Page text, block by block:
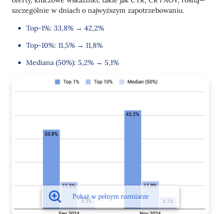
szczególnie w dniach o najwyższym zapotrzebowaniu.
Top-1%: 33,8% → 42,2%
Top-10%: 11,5% → 11,8%
Mediana (50%): 5,2% → 5,1%